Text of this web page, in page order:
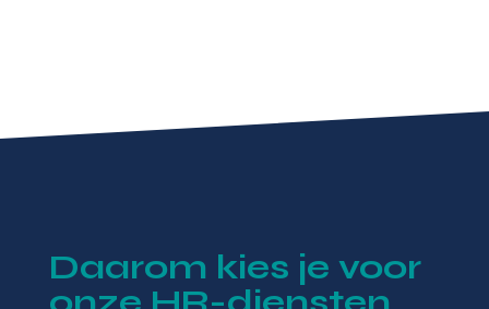
Daarom kies je voor